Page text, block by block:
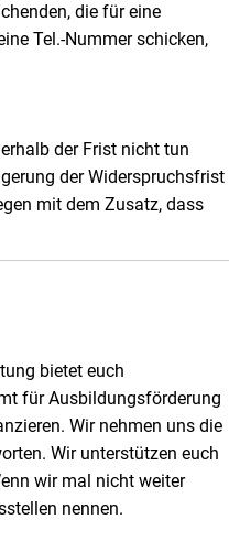
die für eine
Tel.-Nummer schicken,
der Frist nicht tun
der Widerspruchsfrist
mit dem Zusatz, dass
bietet euch
für Ausbildungsförderung
Wir nehmen uns die
Wir unterstützen euch
wir mal nicht weiter
nennen.